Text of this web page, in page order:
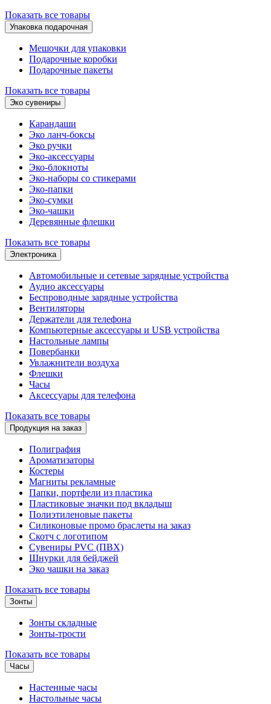
Показать все товары
Упаковка подарочная
Мешочки для упаковки
Подарочные коробки
Подарочные пакеты
Показать все товары
Эко сувениры
Карандаши
Эко ланч-боксы
Эко ручки
Эко-аксессуары
Эко-блокноты
Эко-наборы со стикерами
Эко-папки
Эко-сумки
Эко-чашки
Деревянные флешки
Показать все товары
Электроника
Автомобильные и сетевые зарядные устройства
Аудио аксессуары
Беспроводные зарядные устройства
Вентиляторы
Держатели для телефона
Компьютерные аксессуары и USB устройства
Настольные лампы
Повербанки
Увлажнители воздуха
Флешки
Часы
Аксессуары для телефона
Показать все товары
Продукция на заказ
Полиграфия
Ароматизаторы
Костеры
Магниты рекламные
Папки, портфели из пластика
Пластиковые значки под вкладыш
Полиэтиленовые пакеты
Силиконовые промо браслеты на заказ
Скотч с логотипом
Сувениры PVC (ПВХ)
Шнурки для бейджей
Эко чашки на заказ
Показать все товары
Зонты
Зонты складные
Зонты-трости
Показать все товары
Часы
Настенные часы
Настольные часы